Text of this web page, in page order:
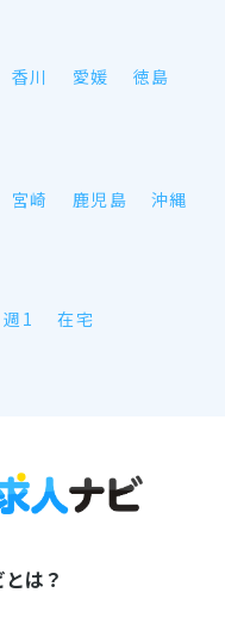
香川 愛媛
徳島
宮崎 鹿児島 沖縄
週1
在宅
は？